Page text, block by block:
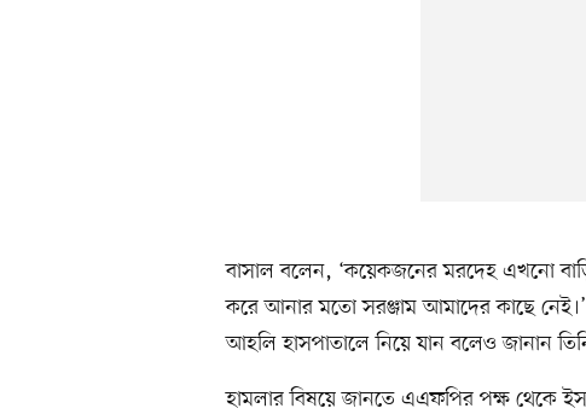
বাসাল বলেন, ‘কয়েকজনের মরদেহ এখনো
করে আনার মতো সরঞ্জাম আমাদের কাছে
আহলি হাসপাতালে নিয়ে যান বলেও জানান
হামলার বিষয়ে জানতে এএফপির পক্ষ থেকে